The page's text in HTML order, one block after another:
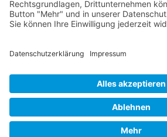
Tel.: 0261-13491474
Montag - Freitag, 09:00 Uhr – 12:00 Uhr
E-Mail
muss JavaScript eingeschaltet sein.
Fachverband Wellness, Beauty und